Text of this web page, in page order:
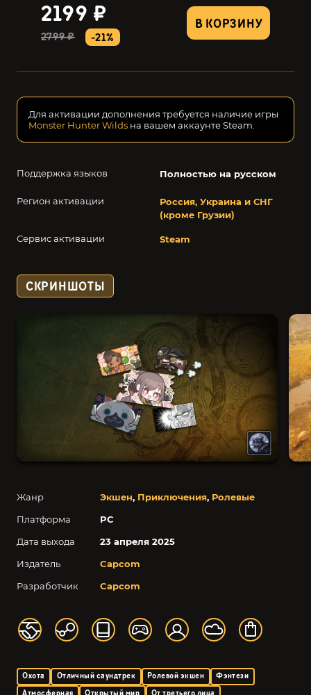
В КОРЗИНУ
2199 ₽
2799 ₽ -21%
Поддержка языков Полностью на русском
Регион активации
Россия, Украина и СНГ
(кроме Грузии)
Сервис активации Steam
Для активации дополнения требуется наличие игры
Monster Hunter Wilds на вашем аккаунте Steam.
Жанр Экшен, Приключения, Ролевые
Платформа
PC
Дата выхода
23 апреля 2025
Издатель
Capcom
Разработчик
Capcom
Охота Отличный саундтрек Ролевой экшен
Фэнтези
СКРИНШОТЫ